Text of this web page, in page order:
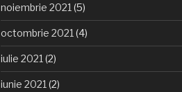
noiembrie 2021 (5)
octombrie 2021 (4)
iulie 2021 (2)
iunie 2021 (2)